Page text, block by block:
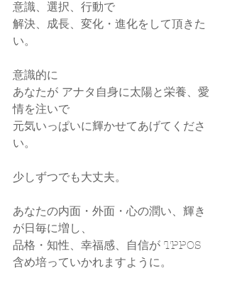
意識、選択、行動で
解決、成長、変化・進化をして頂きた
い。
意識的に
あなたが アナタ自身に太陽と栄養、愛
情を注いで
元気いっぱいに輝かせてあげてくださ
い。
少しずつでも大丈夫。
あなたの内面・外面・心の潤い、輝き
が日毎に増し、
品格・知性、幸福感、自信が TPPOS
含め培っていかれますように。